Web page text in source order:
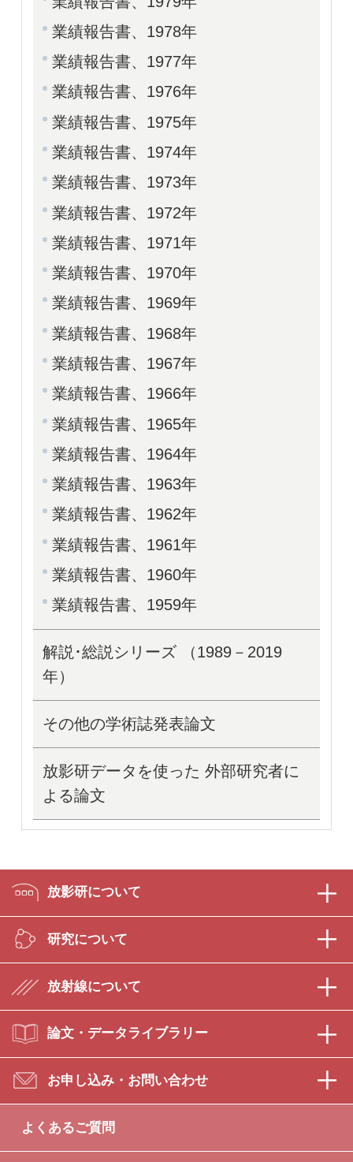
業績報告書、1978年
業績報告書、1977年
業績報告書、1976年
業績報告書、1975年
業績報告書、1974年
業績報告書、1973年
業績報告書、1972年
業績報告書、1971年
業績報告書、1970年
業績報告書、1969年
業績報告書、1968年
業績報告書、1967年
業績報告書、1966年
業績報告書、1965年
業績報告書、1964年
業績報告書、1963年
業績報告書、1962年
業績報告書、1961年
業績報告書、1960年
業績報告書、1959年
解説･総説シリーズ （1989－2019
年）
その他の学術誌発表論文
放影研データを使った 外部研究者に
よる論文
放影研について
研究について
放射線について
論文・データライブラリー
お申し込み・お問い合わせ
よくあるご質問